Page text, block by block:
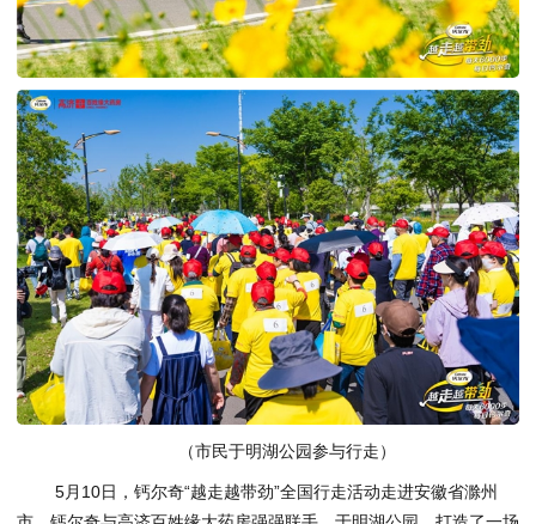
（市民于明湖公园参与行走）
5月10日，钙尔奇“越走越带劲”全国行走活动走进安徽省滁州